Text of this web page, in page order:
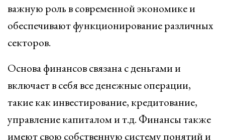
важную роль в современной экономике и
обеспечивают функционирование различных
секторов.
Основа финансов связана с деньгами и
включает в себя все денежные операции,
такие как инвестирование, кредитование,
управление капиталом и т.д. Финансы также
имеют свою собственную систему понятий и